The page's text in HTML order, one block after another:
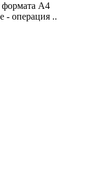
A4
- операция ..